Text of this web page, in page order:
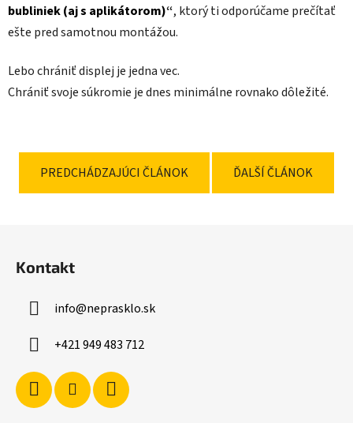
bubliniek (aj s aplikátorom)“, ktorý ti odporúčame prečítať
ešte pred samotnou montážou.
Lebo chrániť displej je jedna vec.
Chrániť svoje súkromie je dnes minimálne rovnako dôležité.
PREDCHÁDZAJÚCI ČLÁNOK ĎALŠÍ ČLÁNOK
Kontakt
info@neprasklo.sk
+421 949 483 712